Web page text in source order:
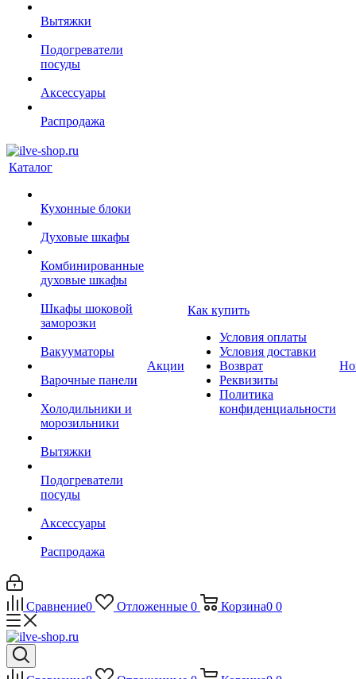
Вытяжки
Подогреватели
посуды
Аксессуары
Распродажа
Каталог
Кухонные блоки
Духовые шкафы
Комбинированные
духовые шкафы
Шкафы шоковой
заморозки
Вакууматоры
Варочные панели
Холодильники и
морозильники
Вытяжки
Подогреватели
посуды
Аксессуары
Распродажа
Акции
Как купить
Условия оплаты
Условия доставки
Возврат
Реквизиты
Политика
конфиденциальности
Сравнение0 Отложенные 0 Корзина0 0